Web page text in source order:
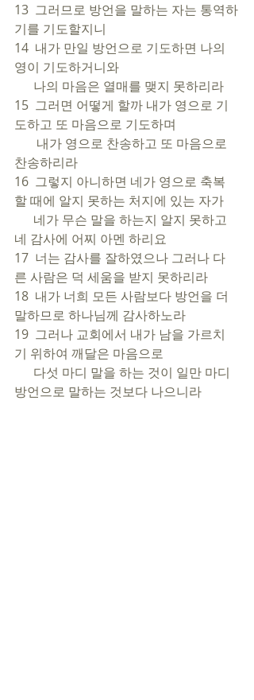
13  그러므로 방언을 말하는 자는 통역하
기를 기도할지니
14  내가 만일 방언으로 기도하면 나의
영이 기도하거니와
      나의 마음은 열매를 맺지 못하리라
15  그러면 어떻게 할까 내가 영으로 기
도하고 또 마음으로 기도하며
찬송하리라
16  그렇지 아니하면 네가 영으로 축복
할 때에 알지 못하는 처지에 있는 자가
네 감사에 어찌 아멘 하리요
17  너는 감사를 잘하였으나 그러나 다
른 사람은 덕 세움을 받지 못하리라
18  내가 너희 모든 사람보다 방언을 더
말하므로 하나님께 감사하노라
19  그러나 교회에서 내가 남을 가르치
기 위하여 깨달은 마음으로
방언으로 말하는 것보다 나으니라